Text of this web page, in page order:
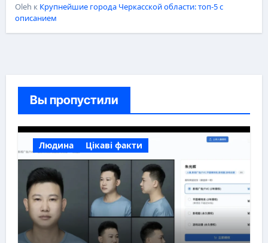
Oleh к Крупнейшие города Черкасской области: топ-5 с
описанием
Вы пропустили
Людина Цікаві факти